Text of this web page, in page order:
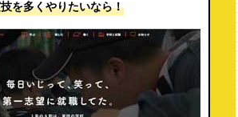
を多くやりたいなら！